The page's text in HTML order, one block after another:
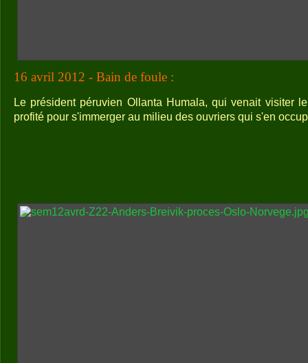
16 avril 2012 - Bain de foule :
Le président péruvien Ollanta Humala, qui venait visiter
profité pour s'immerger au milieu des ouvriers qui s'en